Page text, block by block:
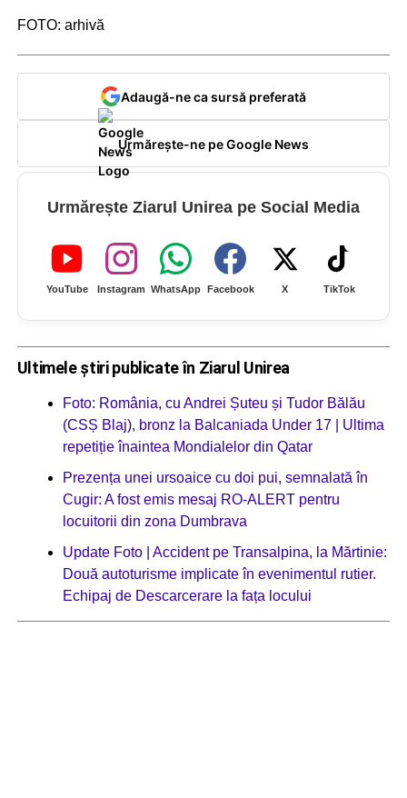
FOTO: arhivă
Adaugă-ne ca sursă preferată
Urmărește-ne pe Google News
Urmărește Ziarul Unirea pe Social Media
YouTube Instagram WhatsApp Facebook X TikTok
Ultimele știri publicate în Ziarul Unirea
Foto: România, cu Andrei Șuteu și Tudor Bălău
(CSȘ Blaj), bronz la Balcaniada Under 17 | Ultima
repetiție înaintea Mondialelor din Qatar
Prezența unei ursoaice cu doi pui, semnalată în
Cugir: A fost emis mesaj RO-ALERT pentru
locuitorii din zona Dumbrava
Update Foto | Accident pe Transalpina, la Mărtinie:
Două autoturisme implicate în evenimentul rutier.
Echipaj de Descarcerare la fața locului